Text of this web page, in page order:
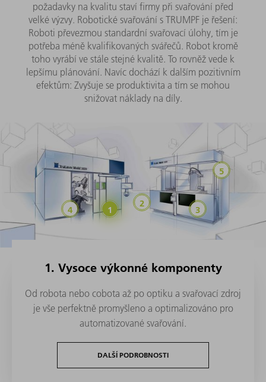
požadavky na kvalitu staví firmy při svařování před
velké výzvy. Robotické svařování s TRUMPF je řešení:
Roboti převezmou standardní svařovací úlohy, tím je
potřeba méně kvalifikovaných svářečů. Robot kromě
toho vyrábí ve stále stejné kvalitě. To rovněž vede k
lepšímu plánování. Navíc dochází k dalším pozitivním
efektům: Zvyšuje se produktivita a tím se mohou
snižovat náklady na díly.
1. Vysoce výkonné komponenty
Od robota nebo cobota až po optiku a svařovací zdroj
je vše perfektně promyšleno a optimalizováno pro
automatizované svařování.
DALŠÍ PODROBNOSTI